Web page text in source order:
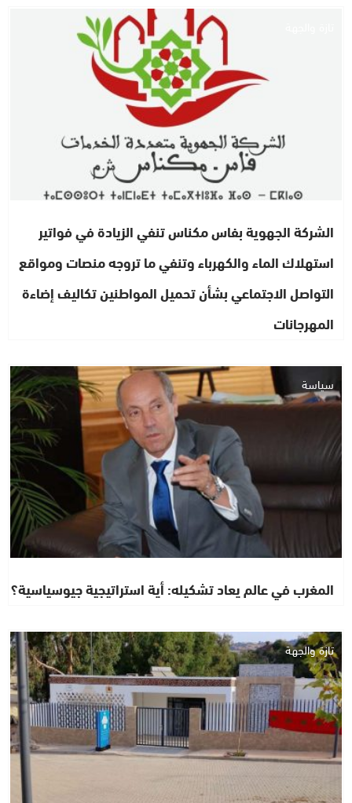
الشركة الجهوية بفاس مكناس تنفي الزيادة في فواتير
استهلاك الماء والكهرباء وتنفي ما تروجه منصات ومواقع
التواصل الاجتماعي بشأن تحميل المواطنين تكاليف إضاءة
المهرجانات
سياسة
المغرب في عالم يعاد تشكيله: أية استراتيجية جيوسياسية؟
تازة والجهة